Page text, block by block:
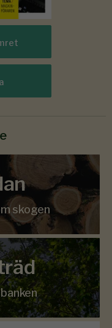
skogen